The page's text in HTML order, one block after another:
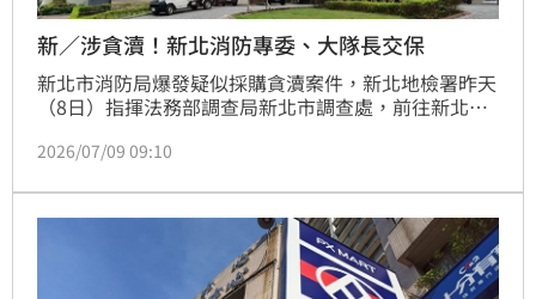
新／涉貪瀆！新北消防專委、大隊長交保
新北市消防局爆發疑似採購貪瀆案件，新北地檢署昨天
（8日）指揮法務部調查局新北市調查處，前往新北市
以及其住所搜索，並帶回消防局專委尚少華、第一救災
人，查扣辦理採購案等十餘年資料，依違反《貪污治罪
條例》、《政府採購法》等罪嫌深入偵辦，其中專委尚
少華、大隊長蕭柏恒複訊後分別諭知50萬、10萬交
2026/07/09 09:10